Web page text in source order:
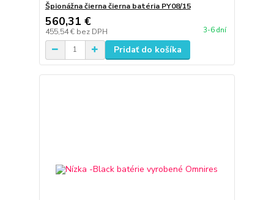
Špionážna čierna čierna batéria PY08/15
560,31 €
455,54 € bez DPH 3-6 dní
Pridať do košíka